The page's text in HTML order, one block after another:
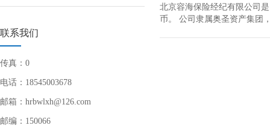
联系我们
传真：0
电话：18545003678
邮箱：hrbwlxh@126.com
邮编：150066
北京容海保险经纪有限公司
币。 公司隶属奥圣资产集团